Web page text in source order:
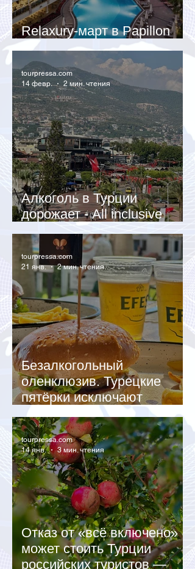
Relaxury-март в Papillon
Zeugma
Алкоголь в Турции
дорожает - All inclusive
становится невыгодным
tourpressa.com
14 февр.
2 мин. чтения
Безалкогольный
оленклюзив. Турецкие
пятёрки исключают
алкоголь.
tourpressa.com
21 янв.
2 мин. чтения
Отказ от «всё включено»
может стоить Турции
российских туристов —
tourpressa.com
14 янв.
3 мин. чтения